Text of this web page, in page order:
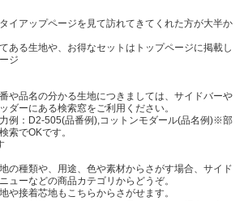
イアップページを見て訪れてきてくれた方が大半か
ある生地や、お得なセットはトップページに掲載し
ジ
や品名の分かる生地につきましては、サイドバーや
ダーにある検索窓をご利用ください。
例：D2-505(品番例),コットンモダール(品名例)※部
索でOKです。
の種類や、用途、色や素材からさがす場合、サイド
ューなどの商品カテゴリからどうぞ。
や接着芯地もこちらからさがせます。